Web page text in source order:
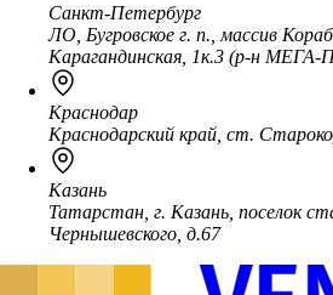
Санкт-Петербург
ЛО, Бугровское г. п., массив
Карагандинская, 1к.3 (р-н МЕГА-
Краснодар
Краснодарский край, ст.
Казань
Татарстан, г. Казань, поселок
Чернышевского, д.67